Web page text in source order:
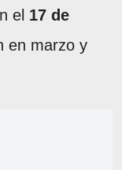
el 17 de
en marzo y